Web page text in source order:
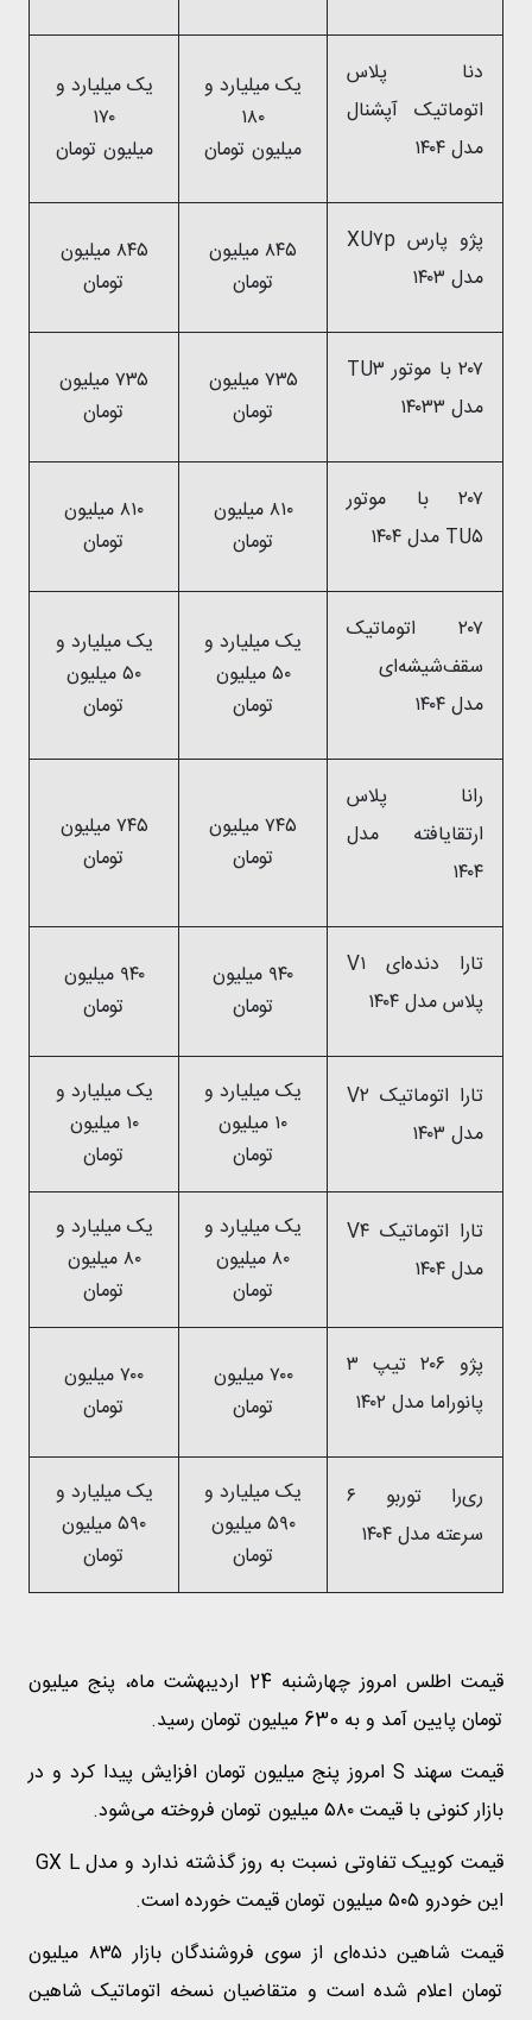
دنا پلاس
اتوماتیک آپشنال
مدل ۱۴۰۴
یک میلیارد و
۱۸۰
میلیون تومان
یک میلیارد و
۱۷۰
میلیون تومان
پژو پارس XU۷p
مدل ۱۴۰۳
۸۴۵ میلیون
تومان
۸۴۵ میلیون
تومان
۲۰۷ با موتور TU۳
مدل ۱۴۰۳۳
۷۳۵ میلیون
تومان
۷۳۵ میلیون
تومان
۲۰۷ با موتور
TU۵ مدل ۱۴۰۴
۸۱۰ میلیون
تومان
۸۱۰ میلیون
تومان
۲۰۷ اتوماتیک
سقف‌شیشه‌ای
مدل ۱۴۰۴
یک میلیارد و
۵۰ میلیون
تومان
یک میلیارد و
۵۰ میلیون
تومان
رانا پلاس
ارتقایافته مدل
۱۴۰۴
۷۴۵ میلیون
تومان
۷۴۵ میلیون
تومان
تارا دنده‌ای V۱
پلاس مدل ۱۴۰۴
۹۴۰ میلیون
تومان
۹۴۰ میلیون
تومان
تارا اتوماتیک V۲
مدل ۱۴۰۳
یک میلیارد و
۱۰ میلیون
تومان
یک میلیارد و
۱۰ میلیون
تومان
تارا اتوماتیک V۴
مدل ۱۴۰۴
یک میلیارد و
۸۰ میلیون
تومان
یک میلیارد و
۸۰ میلیون
تومان
پژو ۲۰۶ تیپ ۳
پانوراما مدل ۱۴۰۲
۷۰۰ میلیون
تومان
۷۰۰ میلیون
تومان
ری‌را توربو ۶
سرعته مدل ۱۴۰۴
یک میلیارد و
۵۹۰ میلیون
تومان
یک میلیارد و
۵۹۰ میلیون
تومان
قیمت اطلس امروز چهارشنبه 24 اردیبهشت ماه، پنج میلیون
تومان پایین آمد و به 630 میلیون تومان رسید.
قیمت سهند S امروز پنج میلیون تومان افزایش پیدا کرد و در
بازار کنونی با قیمت ۵۸۰ میلیون تومان فروخته می‌شود.
این خودرو ۵۰۵ میلیون تومان قیمت خورده است.
قیمت شاهین دنده‌ای از سوی فروشندگان بازار ۸۳۵ میلیون
تومان اعلام شده است و متقاضیان نسخه اتوماتیک شاهین